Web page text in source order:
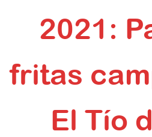
2021:
fritas
El Tío